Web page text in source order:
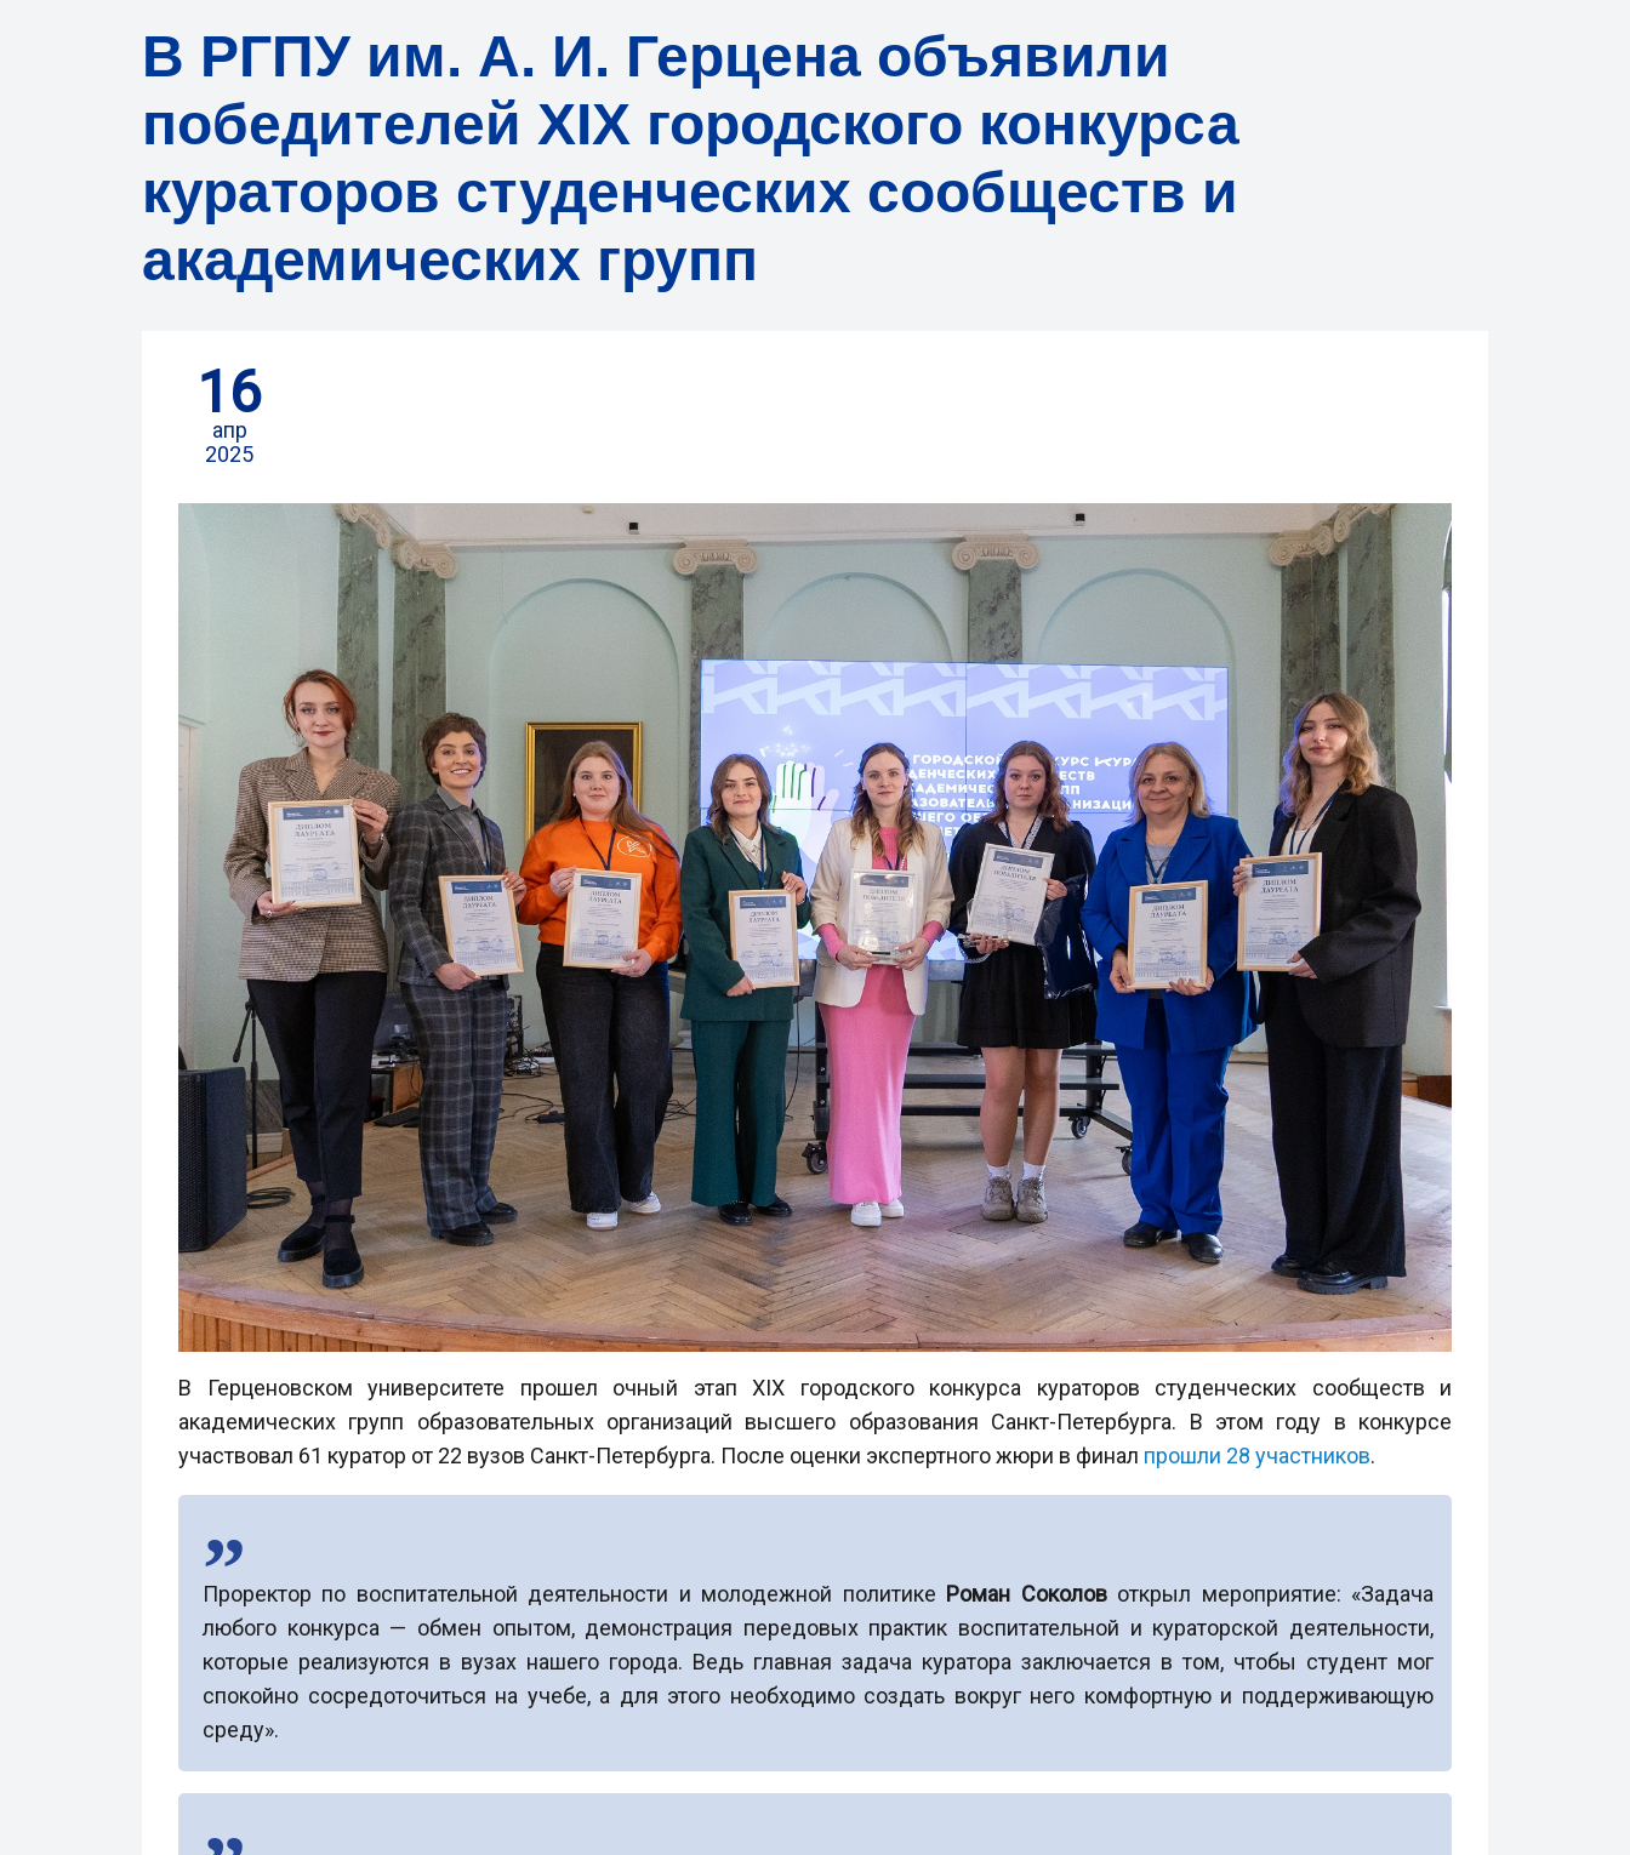
В РГПУ им. А. И. Герцена объявили
победителей XIX городского конкурса
кураторов студенческих сообществ и
академических групп
16
апр
2025
В Герценовском университете прошел очный этап XIX городского конкурса кураторов студенческих сообществ и
академических групп образовательных организаций высшего образования Санкт-Петербурга. В этом году в конкурсе
участвовал 61 куратор от 22 вузов Санкт-Петербурга. После оценки экспертного жюри в финал прошли 28 участников.
Проректор по воспитательной деятельности и молодежной политике Роман Соколовоткрыл мероприятие: «Задача
любого конкурса — обмен опытом, демонстрация передовых практик воспитательной и кураторской деятельности,
которые реализуются в вузах нашего города. Ведь главная задача куратора заключается в том, чтобы студент мог
спокойно сосредоточиться на учебе, а для этого необходимо создать вокруг него комфортную и поддерживающую
среду».